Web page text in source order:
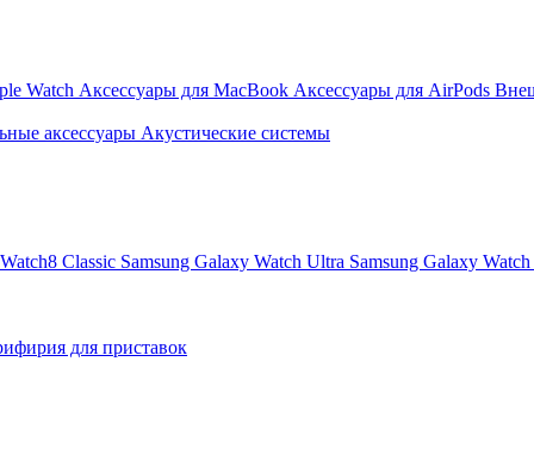
Watch Аксессуары для MacBook Аксессуары для AirPods
аксессуары Акустические системы
Classic Samsung Galaxy Watch Ultra Samsung Galaxy
для приставок